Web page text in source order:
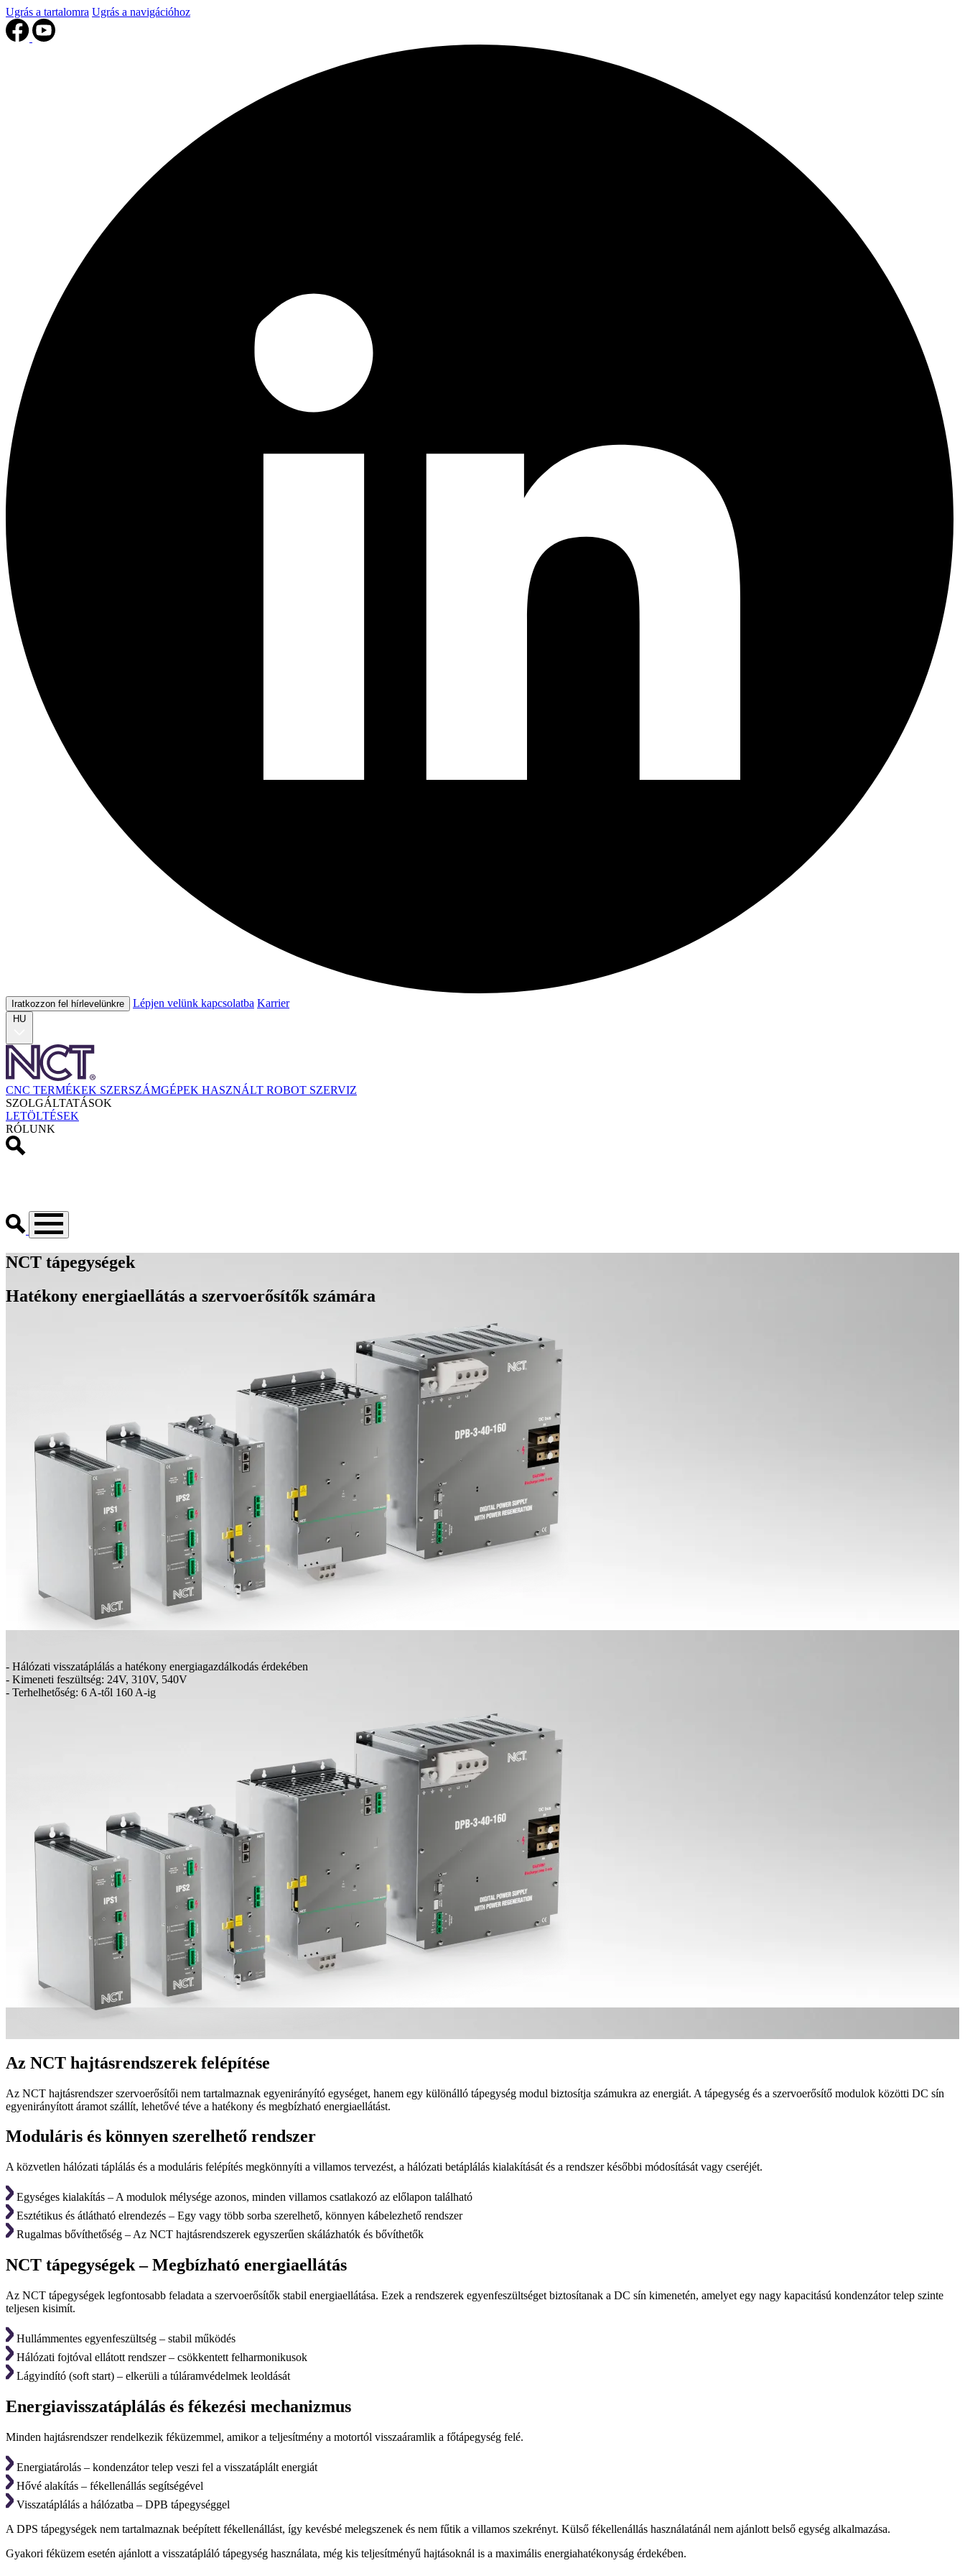
Ugrás a tartalomra Ugrás a navigációhoz
Iratkozzon fel hírlevelünkre Lépjen velünk kapcsolatba Karrier
HU
CNC TERMÉKEK SZERSZÁMGÉPEK HASZNÁLT ROBOT SZERVIZ
SZOLGÁLTATÁSOK
LETÖLTÉSEK
RÓLUNK
NCT tápegységek
Hatékony energiaellátás a szervoerősítők számára
- Hálózati visszatáplálás a hatékony energiagazdálkodás érdekében
- Kimeneti feszültség: 24V, 310V, 540V
- Terhelhetőség: 6 A-től 160 A-ig
Az NCT hajtásrendszerek felépítése
Az NCT hajtásrendszer szervoerősítői nem tartalmaznak egyenirányító egységet, hanem egy különálló tápegység modul biztosítja számukra az energiát. A tápegység és a szervoerősítő modulok közötti DC sín
egyenirányított áramot szállít, lehetővé téve a hatékony és megbízható energiaellátást.
Moduláris és könnyen szerelhető rendszer
A közvetlen hálózati táplálás és a moduláris felépítés megkönnyíti a villamos tervezést, a hálózati betáplálás kialakítását és a rendszer későbbi módosítását vagy cseréjét.
Egységes kialakítás – A modulok mélysége azonos, minden villamos csatlakozó az előlapon található
Esztétikus és átlátható elrendezés – Egy vagy több sorba szerelhető, könnyen kábelezhető rendszer
Rugalmas bővíthetőség – Az NCT hajtásrendszerek egyszerűen skálázhatók és bővíthetők
NCT tápegységek – Megbízható energiaellátás
Az NCT tápegységek legfontosabb feladata a szervoerősítők stabil energiaellátása. Ezek a rendszerek egyenfeszültséget biztosítanak a DC sín kimenetén, amelyet egy nagy kapacitású kondenzátor telep szinte
teljesen kisimít.
Hullámmentes egyenfeszültség – stabil működés
Hálózati fojtóval ellátott rendszer – csökkentett felharmonikusok
Lágyindító (soft start) – elkerüli a túláramvédelmek leoldását
Energiavisszatáplálás és fékezési mechanizmus
Minden hajtásrendszer rendelkezik féküzemmel, amikor a teljesítmény a motortól visszaáramlik a főtápegység felé.
Energiatárolás – kondenzátor telep veszi fel a visszatáplált energiát
Hővé alakítás – fékellenállás segítségével
Visszatáplálás a hálózatba – DPB tápegységgel
A DPS tápegységek nem tartalmaznak beépített fékellenállást, így kevésbé melegszenek és nem fűtik a villamos szekrényt. Külső fékellenállás használatánál nem ajánlott belső egység alkalmazása.
Gyakori féküzem esetén ajánlott a visszatápláló tápegység használata, még kis teljesítményű hajtásoknál is a maximális energiahatékonyság érdekében.